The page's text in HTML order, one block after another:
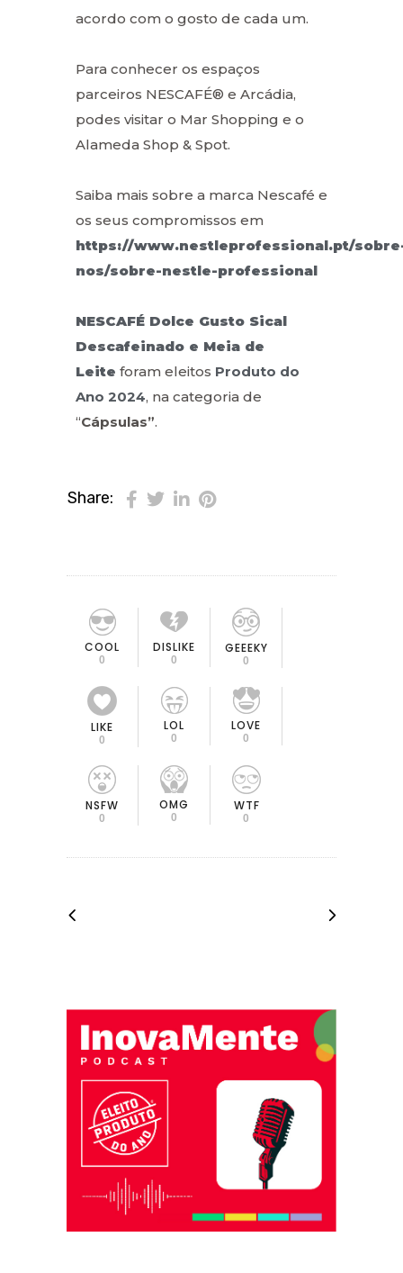
acordo com o gosto de cada um.
Para conhecer os espaços
parceiros NESCAFÉ® e Arcádia,
podes visitar o Mar Shopping e o
Alameda Shop & Spot.
Saiba mais sobre a marca Nescafé e
os seus compromissos em
https://www.nestleprofessional.pt/
nos/sobre-nestle-professional
NESCAFÉ Dolce Gusto Sical
Descafeinado e Meia de
Leite foram eleitos Produto do
Ano 2024, na categoria de
“Cápsulas”.
Share:
COOL
0
DISLIKE
0
GEEEKY
0
LIKE
0
LOL
0
LOVE
0
NSFW
0
OMG
0
WTF
0